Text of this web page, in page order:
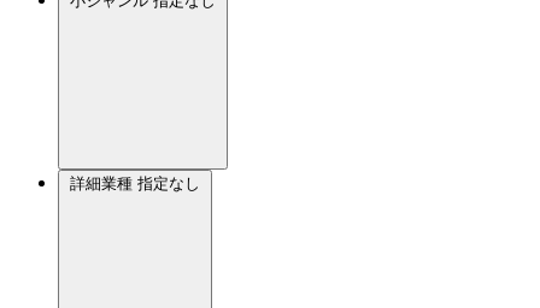
詳細業種 指定なし